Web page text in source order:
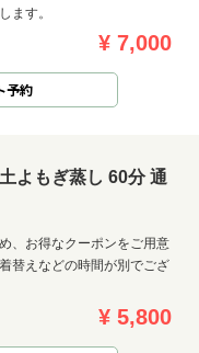
ます。
¥ 7,000
予約
よもぎ蒸し 60分 通
、お得なクーポンをご用意
替えなどの時間が別でござ
¥ 5,800